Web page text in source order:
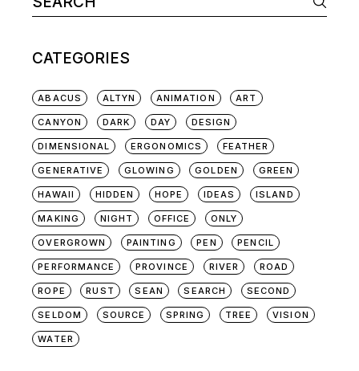
CATEGORIES
ABACUS ALTYN ANIMATION ART
CANYON DARK DAY DESIGN
DIMENSIONAL ERGONOMICS FEATHER
GENERATIVE GLOWING GOLDEN GREEN
HAWAII HIDDEN HOPE IDEAS ISLAND
MAKING NIGHT OFFICE ONLY
OVERGROWN PAINTING PEN PENCIL
PERFORMANCE PROVINCE RIVER ROAD
ROPE RUST SEAN SEARCH SECOND
SELDOM SOURCE SPRING TREE VISION
WATER